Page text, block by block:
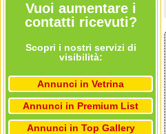
Vuoi aumentare i
contatti ricevuti?
Scopri i nostri servizi di
visibilità:
Annunci in Vetrina
Annunci in Premium List
Annunci in Top Gallery